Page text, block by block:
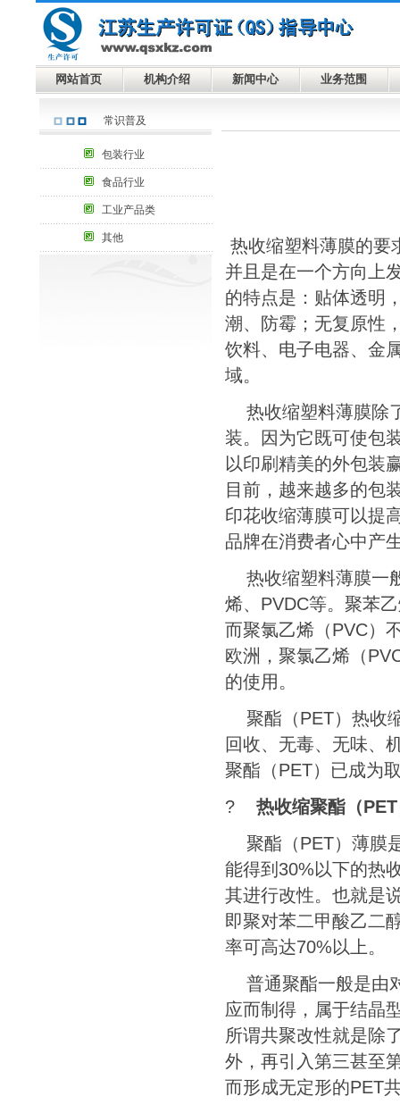
网站首页 机构介绍 新闻中心 业务范围
常识普及
包装行业
食品行业
工业产品类
其他
热收缩塑料薄膜的要
并且是在一个方向上
的特点是：贴体透明
潮、防霉；无复原性
饮料、电子电器、金
域。
热收缩塑料薄膜除
装。因为它既可使包
以印刷精美的外包装
目前，越来越多的包
印花收缩薄膜可以提
品牌在消费者心中产
热收缩塑料薄膜一
烯、 PVDC等。聚苯
而聚氯乙烯（PVC）
欧洲，聚氯乙烯（
的使用。
聚酯（PET）热收
回收、无毒、无味、
聚酯（PET）已成为
?
热收缩聚酯（PET
聚酯（PET）薄膜
能得到 30%以下的热
其进行改性。也就是
即聚对苯二甲酸乙二
率可高达70%以上。
普通聚酯一般是由
应而制得，属于结晶
所谓共聚改性就是除
外，再引入第三甚至
而形成无定形的PET